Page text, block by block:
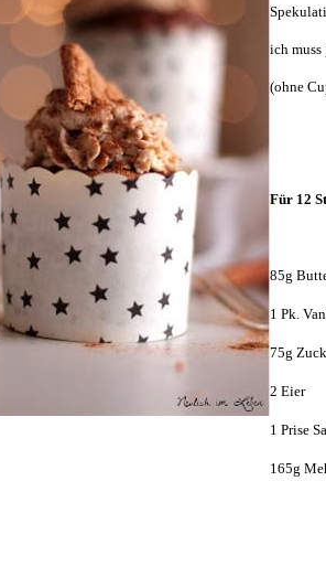
ich muss
(ohne
Für 12
85g
1 Pk.
75g
2 Eier
1 Prise
165g